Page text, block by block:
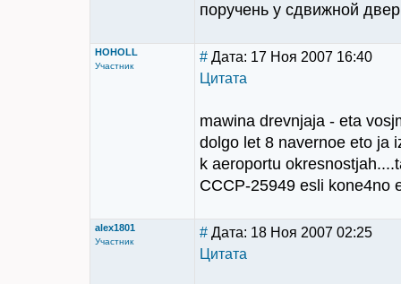
поручень у сдвижной
HOHOLL
Участник
# Дата: 17 Ноя 2007 16:40
Цитата
mawina drevnjaja - eta
dolgo let 8 navernoe eto ja
k aeroportu
CCCP-25949 esli kone4no
alex1801
Участник
# Дата: 18 Ноя 2007 02:25
Цитата